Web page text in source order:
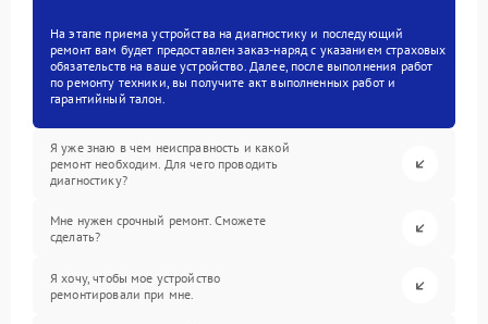
На этапе приема устройства на диагностику и последующий
ремонт вам будет предоставлен заказ-наряд с указанием страховых
обязательств на ваше устройство. Далее, после выполнения работ
по ремонту техники, вы получите акт выполненных работ и
гарантийный талон.
Я уже знаю в чем неисправность и какой
ремонт необходим. Для чего проводить
диагностику?
Мне нужен срочный ремонт. Сможете
сделать?
Я хочу, чтобы мое устройство
ремонтировали при мне.